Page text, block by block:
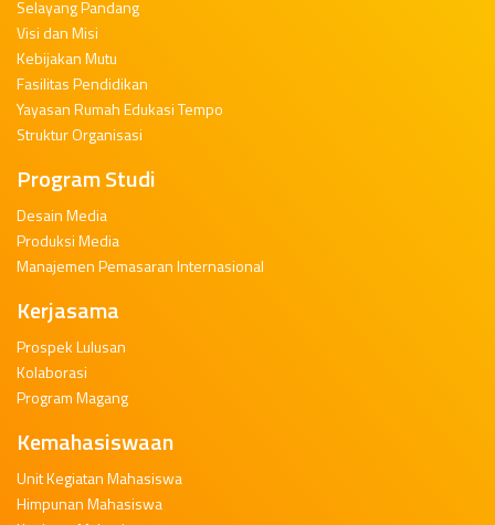
Selayang Pandang
Visi dan Misi
Kebijakan Mutu
Fasilitas Pendidikan
Yayasan Rumah Edukasi Tempo
Struktur Organisasi
Program Studi
Desain Media
Produksi Media
Manajemen Pemasaran Internasional
Kerjasama
Prospek Lulusan
Kolaborasi
Program Magang
Kemahasiswaan
Unit Kegiatan Mahasiswa
Himpunan Mahasiswa